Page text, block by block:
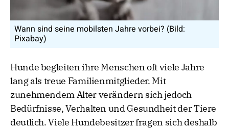
Wann sind seine mobilsten Jahre vorbei? (Bild:
Pixabay)
Hunde begleiten ihre Menschen oft viele Jahre
lang als treue Familienmitglieder. Mit
zunehmendem Alter verändern sich jedoch
Bedürfnisse, Verhalten und Gesundheit der Tiere
deutlich. Viele Hundebesitzer fragen sich deshalb